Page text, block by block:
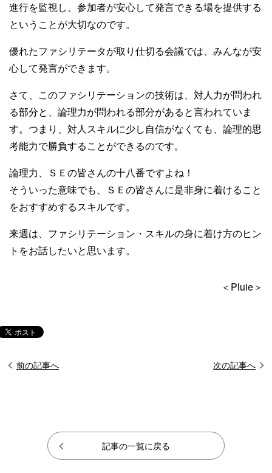
進行を監視し、参加者が安心して発言できる場を提供する
ということが大切なのです。
優れたファシリテータが取り仕切る会議では、みんなが安
心して発言ができます。
さて、このファシリテーションの技術は、対人力が問われ
る部分と、論理力が問われる部分があると言われていま
す。つまり、対人スキルに少し自信がなくても、論理的思
考能力で勝負することができるのです。
論理力、ＳＥの皆さんの十八番ですよね！
そういった意味でも、ＳＥの皆さんに是非身に着けること
をおすすめするスキルです。
来週は、ファシリテーション・スキルの身に着け方のヒン
トをお話したいと思います。
＜Pluie＞
前の記事へ 次の記事へ
記事の一覧に戻る